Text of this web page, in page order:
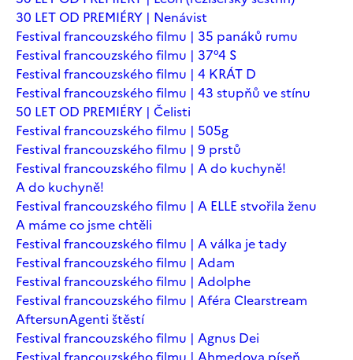
30 LET OD PREMIÉRY | Nenávist
Festival francouzského filmu | 35 panáků rumu
Festival francouzského filmu | 37°4 S
Festival francouzského filmu | 4 KRÁT D
Festival francouzského filmu | 43 stupňů ve stínu
50 LET OD PREMIÉRY | Čelisti
Festival francouzského filmu | 505g
Festival francouzského filmu | 9 prstů
Festival francouzského filmu | A do kuchyně!
A do kuchyně!
Festival francouzského filmu | A ELLE stvořila ženu
A máme co jsme chtěli
Festival francouzského filmu | A válka je tady
Festival francouzského filmu | Adam
Festival francouzského filmu | Adolphe
Festival francouzského filmu | Aféra Clearstream
AftersunAgenti štěstí
Festival francouzského filmu | Agnus Dei